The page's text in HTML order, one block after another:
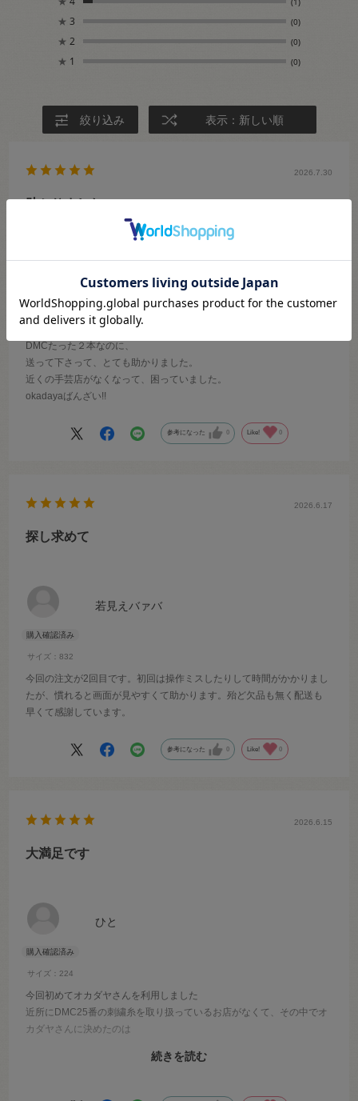
★ 3 (0)
★ 2 (0)
★ 1 (0)
絞り込み 表示：新しい順
サイズ：166
2026.7.30
助かりました
DMCたった２本なのに、
送って下さって、とても助かりました。
近くの手芸店がなくなって、困っていました。
okadayaばんざい!!
参考になった 0 Like! 0
若見えバァバ
サイズ：832
2026.6.17
探し求めて
今回の注文が2回目です。初回は操作ミスしたりして時間がかかりまし
たが、慣れると画面が見やすくて助かります。殆ど欠品も無く配送も
早くて感謝しています。
参考になった 0 Like! 0
ひと
サイズ：224
2026.6.15
大満足です
今回初めてオカダヤさんを利用しました
近所にDMC25番の刺繍糸を取り扱っているお店がなくて、その中でオ
カダヤさんに決めたのは
いがPayPayがあったこと、送料が安かったことです
続きを読む